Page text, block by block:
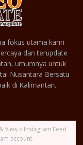
fokus utama kami
dan terupdate
umumnya untuk
Nusantara Bersatu
di Kalimantan.
View > Instagram Feed
account.